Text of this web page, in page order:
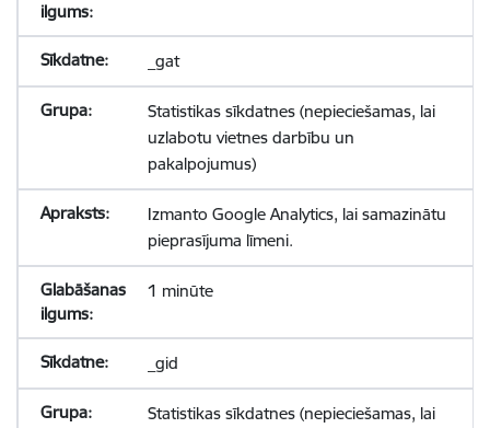
_gat
Statistikas sīkdatnes (nepieciešamas, lai
uzlabotu vietnes darbību un
pakalpojumus)
Izmanto Google Analytics, lai samazinātu
pieprasījuma līmeni.
1 minūte
_gid
Statistikas sīkdatnes (nepieciešamas, lai